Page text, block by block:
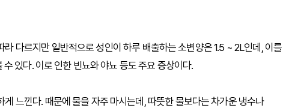
다르지만 일반적으로 성인이 하루 배출하는 소변양은 1.5 ~ 2L인데, 이를
있다. 이로 인한 빈뇨와 야뇨 등도 주요 증상이다.
느낀다. 때문에 물을 자주 마시는데, 따뜻한 물보다는 차가운 냉수나